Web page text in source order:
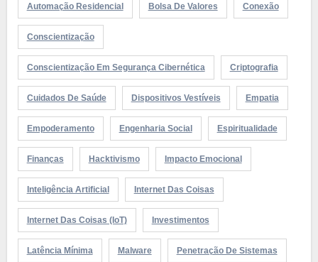
Automação Residencial Bolsa De Valores Conexão
Conscientização
Conscientização Em Segurança Cibernética Criptografia
Cuidados De Saúde Dispositivos Vestíveis Empatia
Empoderamento Engenharia Social Espiritualidade
Finanças Hacktivismo Impacto Emocional
Inteligência Artificial Internet Das Coisas
Internet Das Coisas (IoT) Investimentos
Latência Mínima Malware Penetração De Sistemas